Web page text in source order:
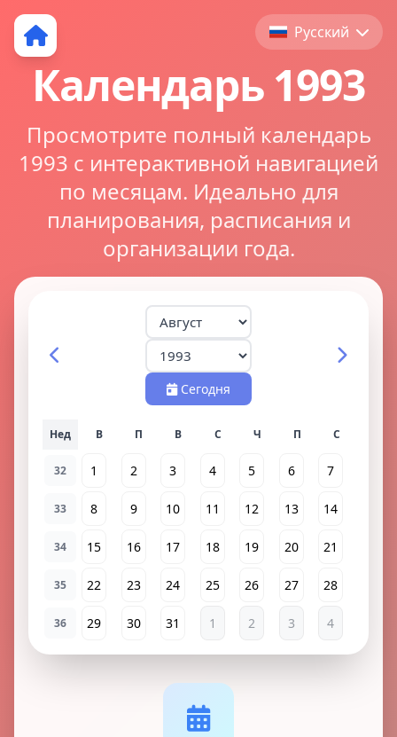
Русский
Календарь 1993
Просмотрите полный календарь
1993 с интерактивной навигацией
по месяцам. Идеально для
планирования, расписания и
организации года.
Сегодня
Нед
32 1 2 3 4 5 6 7
33 8 9 10 11 12 13 14
34 15 16 17 18 19 20 21
35 22 23 24 25 26 27 28
36 29 30 31 1 2 3 4